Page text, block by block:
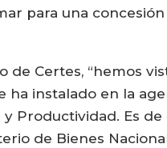
para una
de Certes, “hemos
ha instalado en la
y Productividad. Es
de Bienes